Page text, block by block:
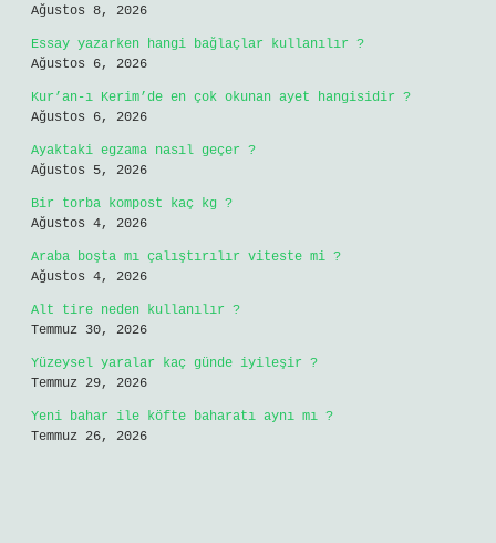
Ağustos 8, 2026
Essay yazarken hangi bağlaçlar kullanılır ?
Ağustos 6, 2026
Kur’an-ı Kerim’de en çok okunan ayet hangisidir ?
Ağustos 6, 2026
Ayaktaki egzama nasıl geçer ?
Ağustos 5, 2026
Bir torba kompost kaç kg ?
Ağustos 4, 2026
Araba boşta mı çalıştırılır viteste mi ?
Ağustos 4, 2026
Alt tire neden kullanılır ?
Temmuz 30, 2026
Yüzeysel yaralar kaç günde iyileşir ?
Temmuz 29, 2026
Yeni bahar ile köfte baharatı aynı mı ?
Temmuz 26, 2026